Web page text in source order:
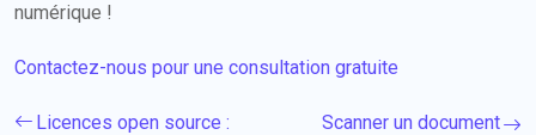
numérique !
Contactez-nous pour une consultation gratuite
Licences open source :
Scanner un document